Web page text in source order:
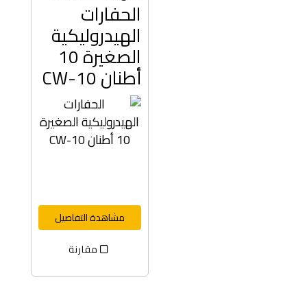
الحفارات
الهيدروليكية
الصغيرة 10
أطنان CW-10
مشاهدة التفاصيل
مقارنة